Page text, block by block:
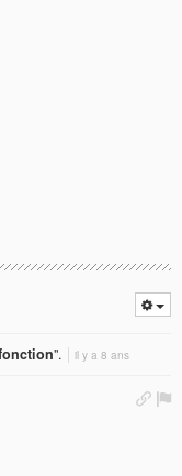
". il y a 8 ans